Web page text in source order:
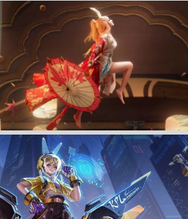
孙离 王者荣耀4k游戏壁纸
公孙离 cos 王者荣耀 美女 4K壁纸 高清
立 即 下 载
收 藏